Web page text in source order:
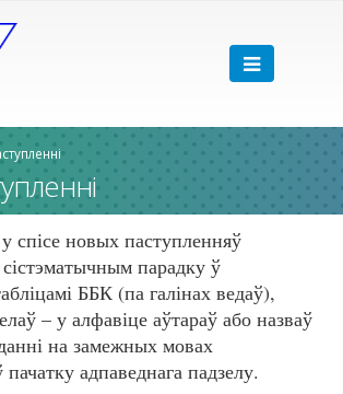
спісе новых паступленняў
парадку ў
ББК (па галінах ведаў),
– у алфавіце аўтараў або назваў
на замежных мовах
адпаведнага падзелу.